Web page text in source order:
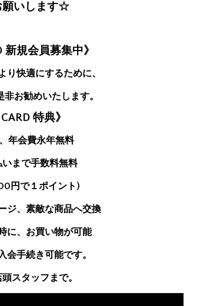
願いします☆
新規会員募集中》
り快適にするために、
お勧めいたします。
特典》
年会費永年無料
まで手数料無料
円で１ポイント)
ジ、素敵な商品へ交換
に、お買い物が可能
会手続き可能です。
スタッフまで。